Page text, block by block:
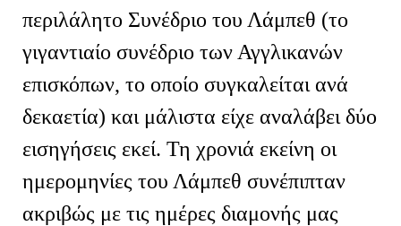
περιλάλητο Συνέδριο του Λάμπεθ (το
γιγαντιαίο συνέδριο των Αγγλικανών
επισκόπων, το οποίο συγκαλείται ανά
δεκαετία) και μάλιστα είχε αναλάβει δύο
εισηγήσεις εκεί. Τη χρονιά εκείνη οι
ημερομηνίες του Λάμπεθ συνέπιπταν
ακριβώς με τις ημέρες διαμονής μας